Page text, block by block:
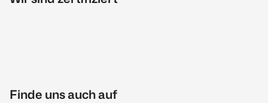
Finde uns auch auf